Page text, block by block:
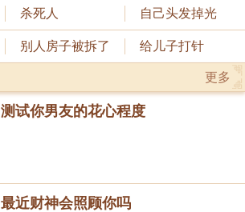
杀死人 自己头发掉光
别人房子被拆了 给儿子打针
更多
测试你男友的花心程度
最近财神会照顾你吗